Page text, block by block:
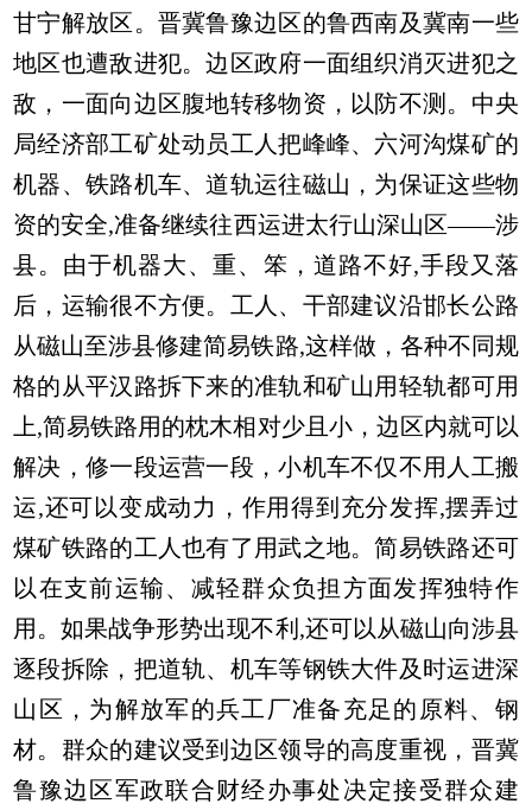
甘宁解放区。晋冀鲁豫边区的鲁西南及冀南一些
地区也遭敌进犯。边区政府一面组织消灭进犯之
敌，一面向边区腹地转移物资，以防不测。中央
局经济部工矿处动员工人把峰峰、六河沟煤矿的
机器、铁路机车、道轨运往磁山，为保证这些物
资的安全,准备继续往西运进太行山深山区——涉
县。由于机器大、重、笨，道路不好,手段又落
后，运输很不方便。工人、干部建议沿邯长公路
从磁山至涉县修建简易铁路,这样做，各种不同规
格的从平汉路拆下来的准轨和矿山用轻轨都可用
上,简易铁路用的枕木相对少且小，边区内就可以
解决，修一段运营一段，小机车不仅不用人工搬
运,还可以变成动力，作用得到充分发挥,摆弄过
煤矿铁路的工人也有了用武之地。简易铁路还可
以在支前运输、减轻群众负担方面发挥独特作
用。如果战争形势出现不利,还可以从磁山向涉县
逐段拆除，把道轨、机车等钢铁大件及时运进深
山区，为解放军的兵工厂准备充足的原料、钢
材。群众的建议受到边区领导的高度重视，晋冀
鲁豫边区军政联合财经办事处决定接受群众建